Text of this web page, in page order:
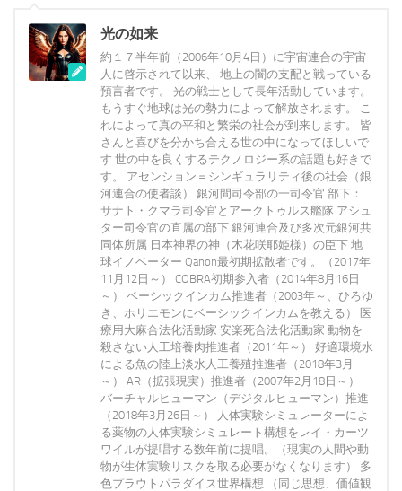
光の如来
約１７半年前（2006年10月4日）に宇宙連合の宇宙
人に啓示されて以来、 地上の闇の支配と戦っている
預言者です。 光の戦士として長年活動しています。
もうすぐ地球は光の勢力によって解放されます。 こ
れによって真の平和と繁栄の社会が到来します。 皆
さんと喜びを分かち合える世の中になってほしいで
す 世の中を良くするテクノロジー系の話題も好きで
す。 アセンション＝シンギュラリティ後の社会（銀
河連合の使者談） 銀河間司令部の一司令官 部下：
サナト・クマラ司令官とアークトゥルス艦隊 アシュ
ター司令官の直属の部下 銀河連合及び多次元銀河共
同体所属 日本神界の神（木花咲耶姫様）の臣下 地
球イノベーター Qanon最初期拡散者です。（2017年
11月12日～） COBRA初期参入者（2014年8月16日
～） ベーシックインカム推進者（2003年～、ひろゆ
き、ホリエモンにベーシックインカムを教える） 医
療用大麻合法化活動家 安楽死合法化活動家 動物を
殺さない人工培養肉推進者（2011年～） 好適環境水
による魚の陸上淡水人工養殖推進者（2018年3月
～） AR（拡張現実）推進者（2007年2月18日～）
バーチャルヒューマン（デジタルヒューマン）推進
（2018年3月26日～） 人体実験シミュレーターによ
る薬物の人体実験シミュレート構想をレイ・カーツ
ワイルが提唱する数年前に提唱。（現実の人間や動
物が生体実験リスクを取る必要がなくなります） 多
色プラウトパラダイス世界構想 （同じ思想、価値観